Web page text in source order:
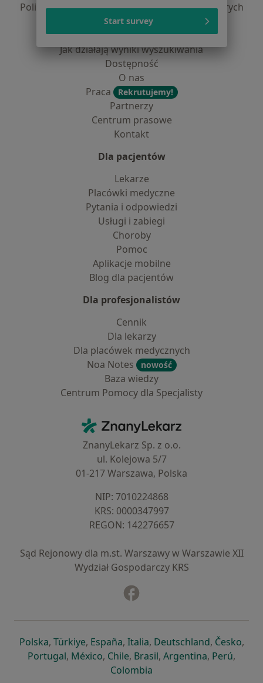
Polityka prywatności dla profesjonalistów, których
dane pozyskaliśmy samodzielnie
Polityka cookies
Jak działają wyniki wyszukiwania
Dostępność
O nas
Praca
Rekrutujemy!
Partnerzy
Centrum prasowe
Kontakt
Dla pacjentów
Lekarze
Placówki medyczne
Pytania i odpowiedzi
Usługi i zabiegi
Choroby
Pomoc
Aplikacje mobilne
Blog dla pacjentów
Dla profesjonalistów
Cennik
Dla lekarzy
Dla placówek medycznych
Noa Notes
nowość
Baza wiedzy
Centrum Pomocy dla Specjalisty
ZnanyLekarz - Strona główna
ZnanyLekarz Sp. z o.o.
ul. Kolejowa 5/7
01-217 Warszawa, Polska
NIP: ⁠7010224868
KRS: ⁠0000347997
REGON: ⁠142276657
Sąd Rejonowy dla m.st. Warszawy w Warszawie XII
Wydział Gospodarczy KRS
Polskaotwiera się w nowej karcie
, Türkiyeotwiera się w nowej karcie
, Españaotwiera się w nowej karcie
, Italiaotwiera się w nowej
, Deutschlandotwiera się
, Česko,
Portugalotwiera się w nowej karcie
, Méxicootwiera się w nowej karcie
, Chileotwiera się w nowej karcie
, Brasilotwiera się w nowej
, Argentinaotwiera się
, Perú,
Colombia
Start survey